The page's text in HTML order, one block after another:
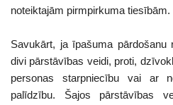
noteiktajām pirmpirkuma tiesībām.
Savukārt, ja īpašuma pārdošanu
divi pārstāvības veidi, proti,
personas starpniecību vai ar
palīdzību. Šajos pārstāvības